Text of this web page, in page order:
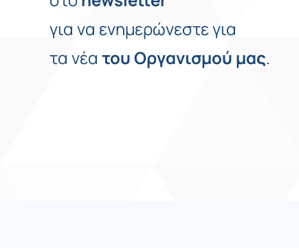
για να ενημερώνεστε για
τα νέα τουΟργανισμού μας.